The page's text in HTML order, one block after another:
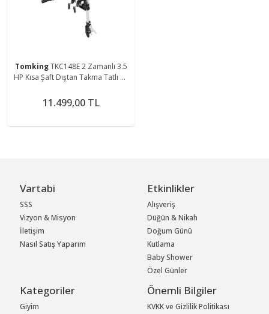
TomkingTKC148E 2 Zamanlı 3.5
HP Kısa Şaft Dıştan Takma Tatlı ve
11.499,00 TL
Vartabi
SSS
Vizyon & Misyon
İletişim
Nasıl Satış Yaparım
Etkinlikler
Alışveriş
Düğün & Nikah
Doğum Günü
Kutlama
Baby Shower
Özel Günler
Kategoriler
Giyim
Önemli Bilgiler
KVKK ve Gizlilik Politikası